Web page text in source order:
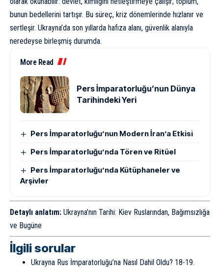
bunun bedellerini tartışır. Bu süreç, kriz dönemlerinde hızlanır ve
sertleşir. Ukrayna’da son yıllarda hafıza alanı, güvenlik alanıyla
neredeyse birleşmiş durumda.
More Read
Pers İmparatorluğu’nun Dünya
Tarihindeki Yeri
Pers İmparatorluğu’nun Modern İran’a Etkisi
Pers İmparatorluğu’nda Tören ve Ritüel
Pers İmparatorluğu’nda Kütüphaneler ve
Arşivler
Detaylı anlatım: Ukrayna’nın Tarihi: Kiev Ruslarından, Bağımsızlığa
ve Bugüne
İlgili sorular
Ukrayna Rus İmparatorluğu’na Nasıl Dahil Oldu? 18-19.